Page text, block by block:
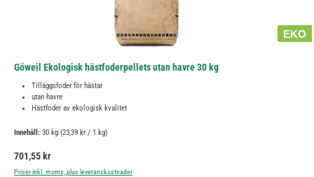
EKO
Göweil Ekologisk hästfoderpellets utan havre 30 kg
Tilläggsfoder för hästar
utan havre
Hästfoder av ekologisk kvalitet
Innehåll: 30 kg (23,39 kr / 1 kg)
Ordinarie pris:
701,55 kr
Priser inkl. moms, plus leveranskostnader